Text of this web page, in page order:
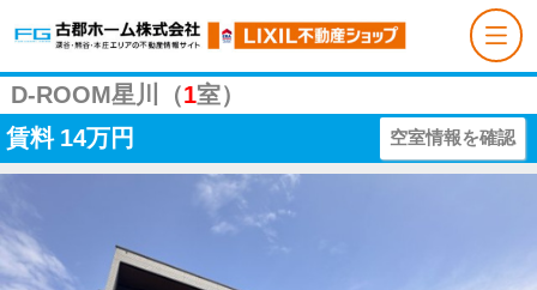
D-ROOM星川（1室）
賃料 14万円 空室情報を確認